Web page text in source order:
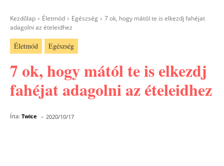
Kezdőlap Életmód Egészség
7 ok, hogy mától te is elkezdj fahéjat
adagolni az ételeidhez
Életmód Egészség
7 ok, hogy mától te is elkezdj
fahéjat adagolni az ételeidhez
Írta: Twice - 2020/10/17